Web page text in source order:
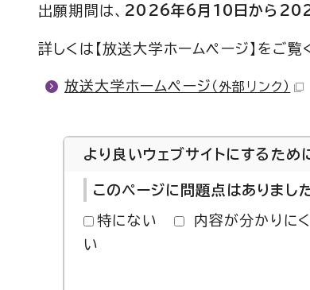
出願期間は、 2026年6月10日から
詳しくは【放送大学ホームページ】をご覧
放送大学ホームページ （外部リンク）
より良いウェブサイトにするため
このページに問題点はありまし
特にない 内容が分かりに
い